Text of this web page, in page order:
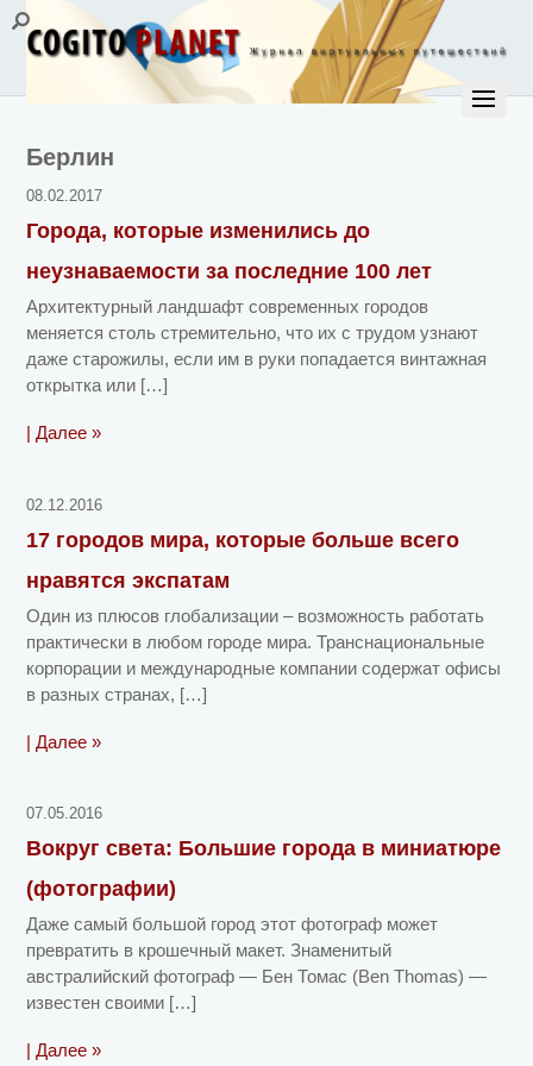
Берлин
08.02.2017
Города, которые изменились до
неузнаваемости за последние 100 лет
Архитектурный ландшафт современных городов
меняется столь стремительно, что их с трудом узнают
даже старожилы, если им в руки попадается винтажная
открытка или […]
| Далее »
02.12.2016
17 городов мира, которые больше всего
нравятся экспатам
Один из плюсов глобализации – возможность работать
практически в любом городе мира. Транснациональные
корпорации и международные компании содержат офисы
в разных странах, […]
| Далее »
07.05.2016
Вокруг света: Большие города в миниатюре
(фотографии)
Даже самый большой город этот фотограф может
превратить в крошечный макет. Знаменитый
австралийский фотограф — Бен Томас (Ben Thomas) —
известен своими […]
| Далее »